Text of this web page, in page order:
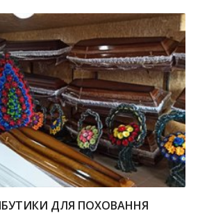
ДЛЯ ПОХОВАННЯ